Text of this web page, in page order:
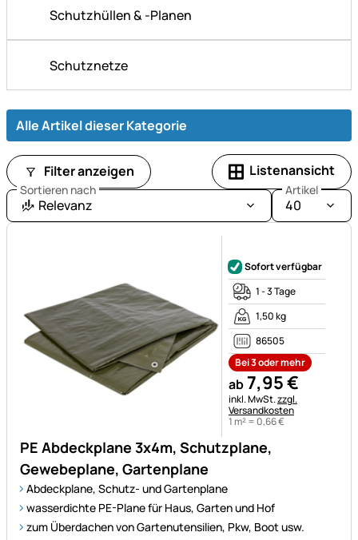
Schutzhüllen & -Planen
Schutznetze
Alle Artikel dieser Kategorie
Filter anzeigen Listenansicht
Sortieren nach
Relevanz
Artikel
40
PE Abdeckplane 3x4m, Schutzplane,
Gewebeplane, Gartenplane
Abdeckplane, Schutz- und Gartenplane
wasserdichte PE-Plane für Haus, Garten und Hof
zum Überdachen von Gartenutensilien, Pkw, Boot usw.
Sofort verfügbar
1 - 3 Tage
1,50 kg
86505
Bei 3 oder mehr
ab7,95€
Steuerhinweis:
inkl. MwSt.zzgl.
Versandkosten
1 m² = 0,66€